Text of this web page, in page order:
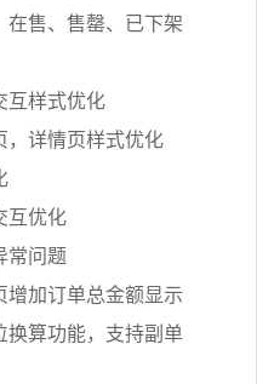
在售、售罄、已下架
互样式优化
，详情页样式优化
互优化
常问题
增加订单总金额显示
换算功能，支持副单